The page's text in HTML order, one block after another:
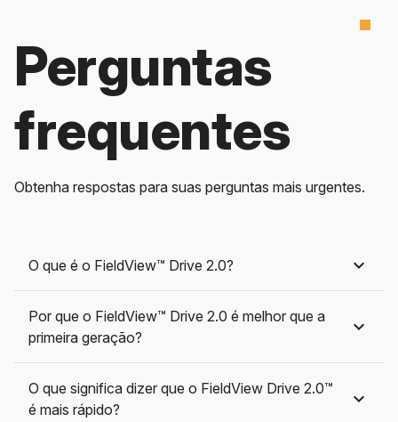
Perguntas
frequentes
Obtenha respostas para suas perguntas mais urgentes.
O que é o FieldView™ Drive 2.0?
Por que o FieldView™ Drive 2.0 é melhor que a
primeira geração?​
O que significa dizer que o FieldView Drive 2.0™
é mais rápido?​